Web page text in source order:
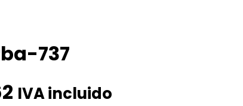
737
IVA incluido